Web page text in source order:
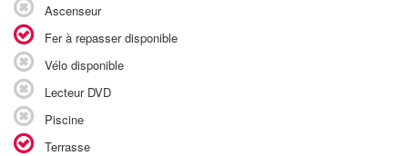
Ascenseur
Fer à repasser disponible
Vélo disponible
Lecteur DVD
Piscine
Terrasse